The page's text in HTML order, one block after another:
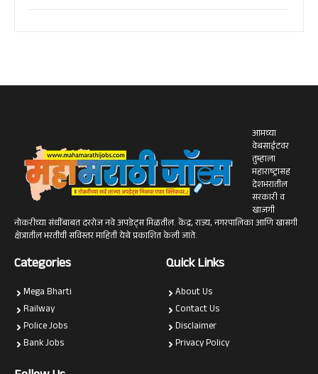
आमच्या
वेबसाईटवर
तुम्हाला
महाराष्ट्रासह
देशभरातील
सरकारी व
खाजगी
नोकरीच्या संधींबाबत दररोज नवे अपडेट्स मिळतील. केंद्र, राज्य, नगरपालिका आणि खासगी
क्षेत्रातील भरतीची सविस्तर माहिती येथे प्रकाशित केली जाते.
Categories
Mega Bharti
Railway
Police Jobs
Bank Jobs
Quick Links
About Us
Contact Us
Disclaimer
Privacy Policy